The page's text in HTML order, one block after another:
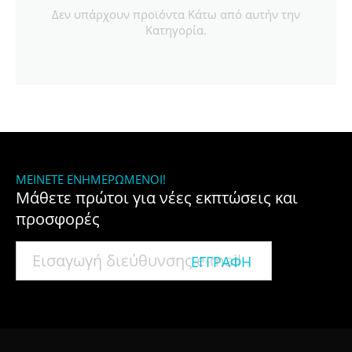
Δεν υπάρχουν προϊόντα Κάτω από αυτήν την
Κατηγορία.
ΜΕΊΝΕΤΕ ΕΝΗΜΕΡΩΜΈΝΟΙ!
Μάθετε πρώτοι για νέες εκπτώσεις και
προσφορές
ΕΓΓΡΑΦΉ